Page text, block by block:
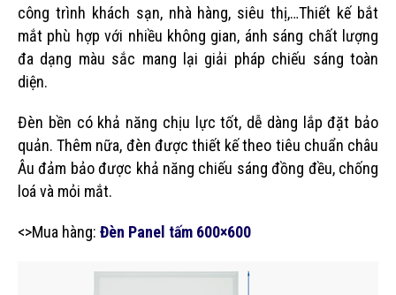
công trình khách sạn, nhà hàng, siêu thị,…Thiết kế bắt
mắt phù hợp với nhiều không gian, ánh sáng chất lượng
đa dạng màu sắc mang lại giải pháp chiếu sáng toàn
diện.
Đèn bền có khả năng chịu lực tốt, dễ dàng lắp đặt bảo
quản. Thêm nữa, đèn được thiết kế theo tiêu chuẩn châu
Âu đảm bảo được khả năng chiếu sáng đồng đều, chống
loá và mỏi mắt.
<>Mua hàng: Đèn Panel tấm 600×600